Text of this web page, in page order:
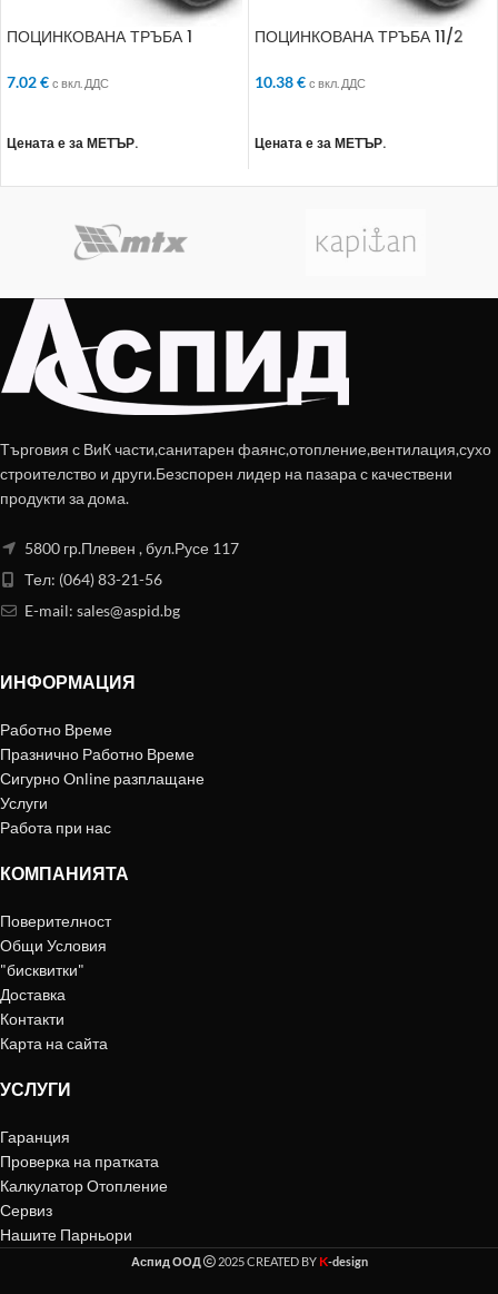
ПОЦИНКОВАНА ТРЪБА 1
7.02€ с вкл. ДДС
Цената е за МЕТЪР.
ПОЦИНКОВАНА ТРЪБА 11/2
10.38€ с вкл. ДДС
Цената е за МЕТЪР.
Търговия с ВиК части,санитарен фаянс,отопление,вентилация,сухо
строителство и други.Безспорен лидер на пазара с качествени
продукти за дома.
5800 гр.Плевен , бул.Русе 117
Тел: (064) 83-21-56
E-mail: sales@aspid.bg
ИНФОРМАЦИЯ
Работно Време
Празнично Работно Време
Сигурно Online разплащане
Услуги
Работа при нас
КОМПАНИЯТА
Поверителност
Общи Условия
"бисквитки"
Доставка
Контакти
Карта на сайта
УСЛУГИ
Гаранция
Проверка на пратката
Калкулатор Отопление
Сервиз
Нашите Парньори
Аспид ООД 2025 CREATED BY K-design